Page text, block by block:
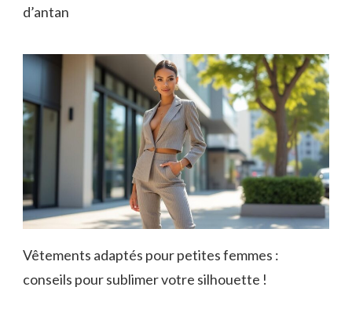
d’antan
Vêtements adaptés pour petites femmes :
conseils pour sublimer votre silhouette !